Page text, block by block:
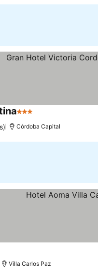
3 Estrellas
Córdoba Capital
Villa Carlos Paz